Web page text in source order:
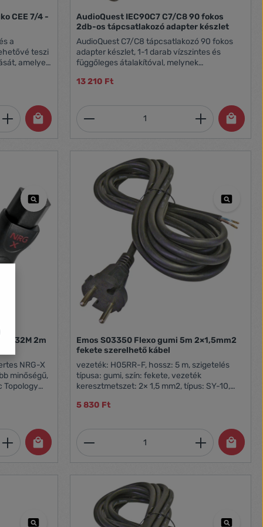
vagy használja a gombokat a
CEE 7/4 -
a
teszi
amelyek
hosszú,
Adja meg a kívánt mennyiséget, vagy
AudioQuest IEC90C7 C7/C8 90 fokos
2db-os tápcsatlakozó adapter készlet
AudioQuest C7/C8 tápcsatlakozó 90 fokos
adapter készlet, 1-1 darab vízszintes és
függőleges átalakítóval, melynek
elhelyezett TV vagy más elektronika
csatlakoztatható
13 210 Ft
Termékmennyiség: Adja
vagy használja a gombokat a
2m
NRG-X
minőségű,
Topology
az
Adja meg a kívánt mennyiséget, vagy
Emos S03350 Flexo gumi 5m 2×1,5mm2
fekete szerelhető kábel
vezeték: H05RR-F, hossz: 5 m, szigetelés
típusa: gumi, szín: fekete, vezeték
keresztmetszet: 2× 1,5 mm2, típus: SY-10,
garancia-időszak: 2 év
5 830 Ft
Termékmennyiség: Adja